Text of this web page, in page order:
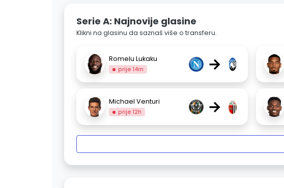
Serie A: Najnovije glasine
Klikni na glasinu da saznaš više o transferu.
Romelu Lukaku
prije 14m →
Michael Venturi
prije 12h →